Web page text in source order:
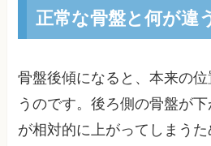
正常な骨盤と何が違
骨盤後傾になると、本来の
うのです。後ろ側の骨盤が
が相対的に上がってしまう